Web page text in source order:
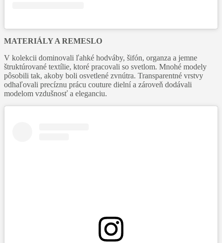
MATERIÁLY A REMESLO
V kolekcii dominovali ľahké hodváby, šifón, organza a jemne
štruktúrované textílie, ktoré pracovali so svetlom. Mnohé modely
pôsobili tak, akoby boli osvetlené zvnútra. Transparentné vrstvy
odhaľovali precíznu prácu couture dielní a zároveň dodávali
modelom vzdušnosť a eleganciu.